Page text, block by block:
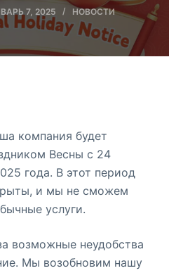
7, 2025 НОВОСТИ
компания будет
Весны с 24
года. В этот период
и мы не сможем
услуги.
возможные неудобства
Мы возобновим нашу